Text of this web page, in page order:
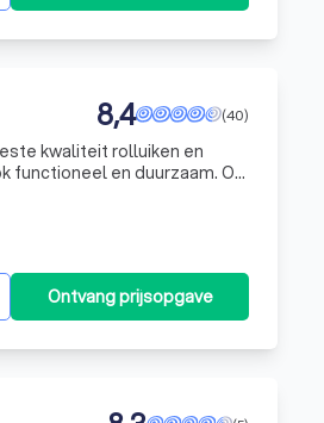
(40)
8,4
kwaliteit rolluiken en
functioneel en duurzaam. Of
Ontvang prijsopgave